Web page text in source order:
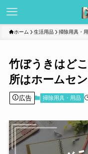
ホーム 生活用品 掃除用具・
竹ぼうきはど
所はホームセ
広告 掃除用具・用品